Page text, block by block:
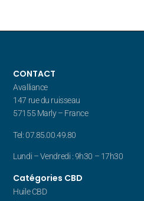
CONTACT
Avalliance
147 rue du ruisseau
57155 Marly – France
Tel: 07.85.00.49.80
Lundi – Vendredi : 9h30 – 17h30
Catégories CBD
Huile CBD